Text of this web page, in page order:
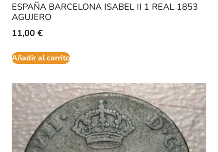
ESPAÑA BARCELONA ISABEL II 1 REAL 1853
AGUJERO
11,00 €
Añadir al carrito